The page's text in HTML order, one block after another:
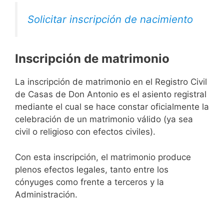
Solicitar inscripción de nacimiento
Inscripción de matrimonio
La inscripción de matrimonio en el Registro Civil
de Casas de Don Antonio es el asiento registral
mediante el cual se hace constar oficialmente la
celebración de un matrimonio válido (ya sea
civil o religioso con efectos civiles).
Con esta inscripción, el matrimonio produce
plenos efectos legales, tanto entre los
cónyuges como frente a terceros y la
Administración.